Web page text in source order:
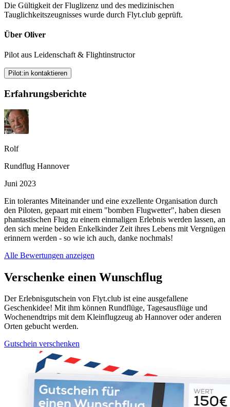
Die Gültigkeit der Fluglizenz und des medizinischen
Tauglichkeitszeugnisses wurde durch Flyt.club geprüft.
Über Oliver
Pilot aus Leidenschaft & Flightinstructor
Pilot:in kontaktieren
Erfahrungsberichte
Rolf
Rundflug Hannover
Juni 2023
Ein tolerantes Miteinander und eine exzellente Organisation durch
den Piloten, gepaart mit einem "bomben Flugwetter", haben diesen
phantastischen Flug zu einem einmaligen Erlebnis werden lassen, an
den sich meine beiden Enkelkinder Zeit ihres Lebens mit Vergnügen
erinnern werden - so wie ich auch, danke nochmals!
Alle Bewertungen anzeigen
Verschenke einen Wunschflug
Der Erlebnisgutschein von Flyt.club ist eine ausgefallene
Geschenkidee! Mit ihm können Rundflüge, Tagesausflüge und
Wochenendtrips mit dem Kleinflugzeug ab Hannover oder anderen
Orten gebucht werden.
Gutschein verschenken